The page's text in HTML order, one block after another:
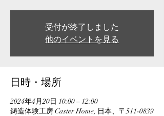
受付が終了しました
他のイベントを見る
日時・場所
2024年4月20日 10:00 – 12:00
鋳造体験工房 Caster Home, 日本、〒511-0839